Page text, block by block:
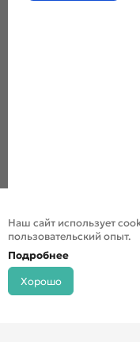
Наш сайт использует
пользовательский опыт.
Подробнее
Хорошо